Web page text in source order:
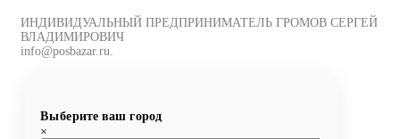
ИНДИВИДУАЛЬНЫЙ ПРЕДПРИНИМАТЕЛЬ ГРОМОВ СЕРГЕЙ
ВЛАДИМИРОВИЧ
info@posbazar.ru.
Выберите ваш город
×